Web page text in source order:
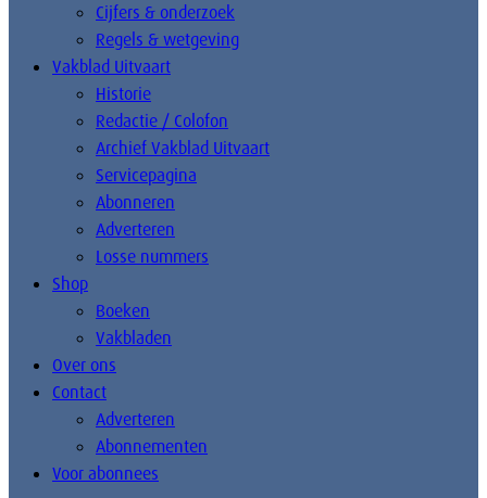
Cijfers & onderzoek
Regels & wetgeving
Vakblad Uitvaart
Historie
Redactie / Colofon
Archief Vakblad Uitvaart
Servicepagina
Abonneren
Adverteren
Losse nummers
Shop
Boeken
Vakbladen
Over ons
Contact
Adverteren
Abonnementen
Voor abonnees